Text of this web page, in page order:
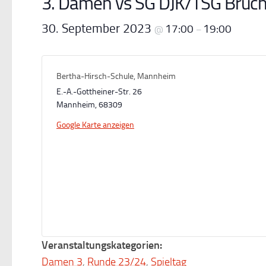
30. September 2023 @ 17:00 – 19:00
Bertha-Hirsch-Schule, Mannheim
E.-A.-Gottheiner-Str. 26
Mannheim,68309
Google Karte anzeigen
Veranstaltungskategorien:
Damen 3, Runde 23/24, Spieltag